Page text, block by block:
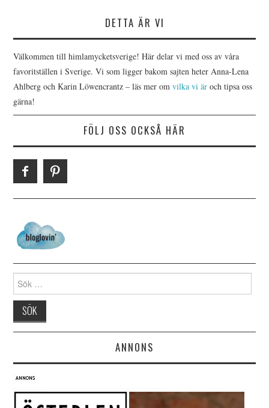
DETTA ÄR VI
Välkommen till himlamycketsverige! Här delar vi med oss av våra
favoritställen i Sverige. Vi som ligger bakom sajten heter Anna-Lena
Ahlberg och Karin Löwencrantz – läs mer omvilka vi är och tipsa oss
gärna!
FÖLJ OSS OCKSÅ HÄR
Search for:
ANNONS